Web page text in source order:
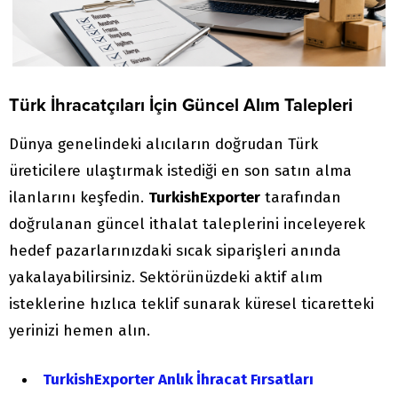
Türk İhracatçıları İçin Güncel Alım Talepleri
Dünya genelindeki alıcıların doğrudan Türk
üreticilere ulaştırmak istediği en son satın alma
ilanlarını keşfedin. TurkishExporter tarafından
doğrulanan güncel ithalat taleplerini inceleyerek
hedef pazarlarınızdaki sıcak siparişleri anında
yakalayabilirsiniz. Sektörünüzdeki aktif alım
isteklerine hızlıca teklif sunarak küresel ticaretteki
yerinizi hemen alın.
TurkishExporter Anlık İhracat Fırsatları